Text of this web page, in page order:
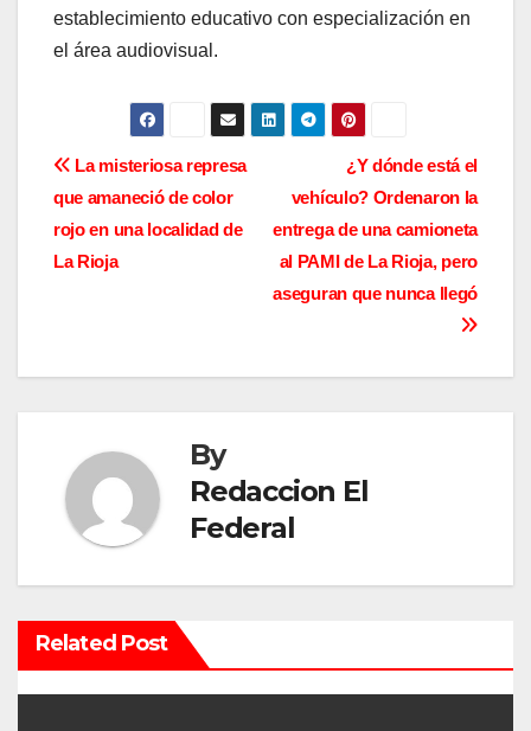
establecimiento educativo con especialización en
el área audiovisual.
N
a
v
g
c
n
d
e
¿Y dónde está el
vehículo? Ordenaron la
entrega de una camioneta
al PAMI de La Rioja, pero
aseguran que nunca llegó
La misteriosa represa
que amaneció de color
rojo en una localidad de
La Rioja
By
Redaccion El
Federal
Related Post